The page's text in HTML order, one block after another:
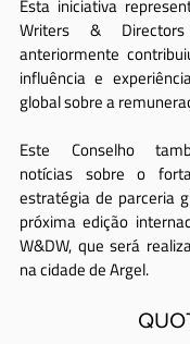
Esta iniciativa
Writers &
anteriormente
influência e
global sobre a
Este Conselho
notícias sobre o
estratégia de parceria
próxima edição
W&DW, que será
na cidade de Argel.